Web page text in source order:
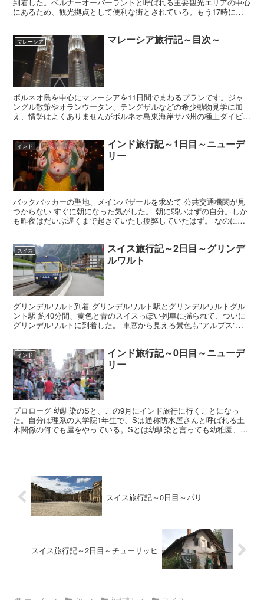
にあるため、観光拠点として便利な街とされている。もう17時にな
マレーシア マレーシア旅行記～目次～
ボルネオ島を中心にマレーシアを11日間でまわるプランです。ジャ
ングル散策やオランウータン、テングザルなどの希少動物見学に加
え、情勢はよくありませんがボルネオ島東海岸サバ州の極上ダイビン
インド
インド旅行記～1日目～ニューデ
リー
バックパッカーの聖地、メインバザールを求めて 公共交通機関が見
つからない すぐに朝になった気がした。 朝に弱いはずの自分。しか
も昨夜はだいぶ遅くまで起きていたし疲弊していたはず。 なのに朝
スイス
スイス旅行記～2日目～グリンデ
ルワルト
グリンデルワルト到着 グリンデルワルト駅とグリンデルワルトグル
ント駅 約40分間、黄色と青のスイスっぽい列車に揺られて、ついに
グリンデルワルトに到着した。 車窓から見える景色も"アルプス"っ
インド
インド旅行記～0日目～ニューデ
リー
プロローグ 幼馴染のSと、この9月にインド旅行に行くことになっ
た。自分は理系の大学院1年生で、Sは通称防水屋さんと呼ばれる土
木関係の何でも屋をやっている。Sとは幼馴染と言っても幼稚園、小
スイス旅行記～0日目～パリ
スイス旅行記～2日目～チューリッヒ